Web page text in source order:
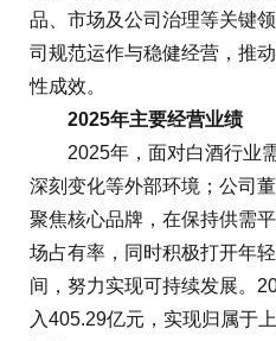
品、市场及公司治理等关键
司规范运作与稳健经营，推
性成效。
2025年主要经营业绩
2025年，面对白酒行业需
深刻变化等外部环境；公司
聚焦核心品牌，在保持供需
场占有率，同时积极打开年
间，努力实现可持续发展。
入405.29亿元，实现归属于